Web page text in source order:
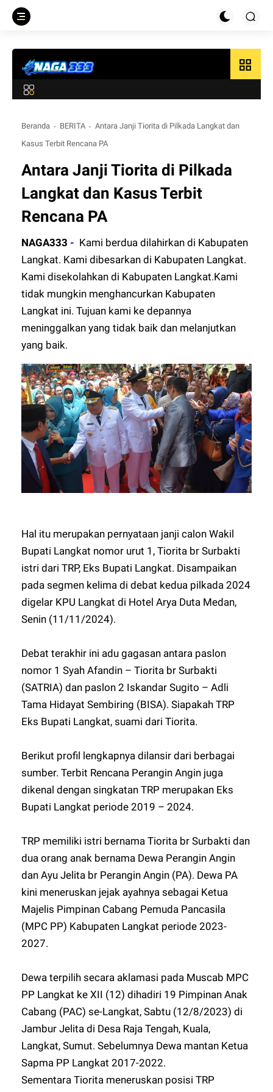
grid_view
Beranda BERITA
Antara Janji Tiorita di Pilkada Langkat dan
Kasus Terbit Rencana PA
Antara Janji Tiorita di Pilkada
Langkat dan Kasus Terbit
Rencana PA
NAGA333 - Kami berdua dilahirkan di Kabupaten
Langkat. Kami dibesarkan di Kabupaten Langkat.
Kami disekolahkan di Kabupaten Langkat.Kami
tidak mungkin menghancurkan Kabupaten
Langkat ini. Tujuan kami ke depannya
meninggalkan yang tidak baik dan melanjutkan
yang baik.
Hal itu merupakan pernyataan janji calon Wakil
Bupati Langkat nomor urut 1, Tiorita br Surbakti
istri dari TRP, Eks Bupati Langkat. Disampaikan
pada segmen kelima di debat kedua pilkada 2024
digelar KPU Langkat di Hotel Arya Duta Medan,
Senin (11/11/2024).
Debat terakhir ini adu gagasan antara paslon
nomor 1 Syah Afandin – Tiorita br Surbakti
(SATRIA) dan paslon 2 Iskandar Sugito – Adli
Tama Hidayat Sembiring (BISA). Siapakah TRP
Eks Bupati Langkat, suami dari Tiorita.
Berikut profil lengkapnya dilansir dari berbagai
sumber. Terbit Rencana Perangin Angin juga
dikenal dengan singkatan TRP merupakan Eks
Bupati Langkat periode 2019 – 2024.
TRP memiliki istri bernama Tiorita br Surbakti dan
dua orang anak bernama Dewa Perangin Angin
dan Ayu Jelita br Perangin Angin (PA). Dewa PA
kini meneruskan jejak ayahnya sebagai Ketua
Majelis Pimpinan Cabang Pemuda Pancasila
(MPC PP) Kabupaten Langkat periode 2023-
2027.
Dewa terpilih secara aklamasi pada Muscab MPC
PP Langkat ke XII (12) dihadiri 19 Pimpinan Anak
Cabang (PAC) se-Langkat, Sabtu (12/8/2023) di
Jambur Jelita di Desa Raja Tengah, Kuala,
Langkat, Sumut. Sebelumnya Dewa mantan Ketua
Sapma PP Langkat 2017-2022.
Sementara Tiorita meneruskan posisi TRP